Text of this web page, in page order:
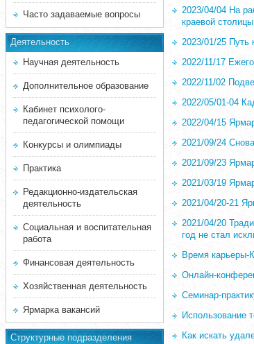
Часто задаваемые вопросы
Деятельность
Научная деятельность
Дополнительное образование
Кабинет психолого-
педагогической помощи
Конкурсы и олимпиады
Практика
Редакционно-издательская
деятельность
Социальная и воспитательная
работа
Финансовая деятельность
Хозяйственная деятельность
Ярмарка вакансий
Структурные подразделения
2023/04/04 На
краевой столицы
2023/01/25 Путь
2022/11/17
2022/11/02
2022/05/01-04
2022/04/15
2021/09/24
2021/09/23
2021/03/19
2021/04/20-21
2021/04/20
год не стал
Время карьеры-
Онлайн-
Семинар-
Использование
Как искать